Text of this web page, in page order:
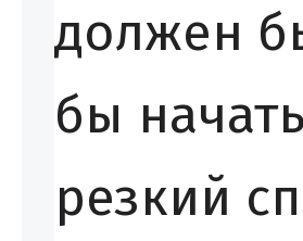
должен
бы
резкий